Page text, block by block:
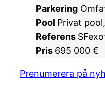
Parkering
Pool Privat
Referens
Pris 695 000 €
Prenumerera på